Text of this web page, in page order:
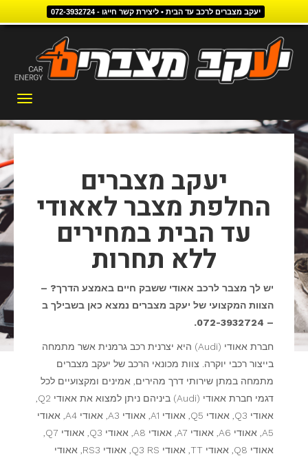
יעקב מצברים לרכב עד הבית • ליצירת קשר חייגו - 072-3932724
יעקב מצברים
החלפת מצבר לאאודי
עד הבית במחירים
ללא תחרות
יש לך מצבר לרכב אאודי ששבק חיים באמצע הדרך? –
הצוות המקצועי של יעקב מצברים נמצא כאן בשבילך ב
– 072-3932724.
חברת אאודי (Audi) היא יצרנית רכב גרמנית אשר מתמחה
בייצור רכבי יוקרה. צוות מכונאי הרכב של יעקב מצברים
מתמחה במתן שירותי דרך מהירים, אמינים ומקצועיים לכל
אאודי Q3, אאודי Q5, אאודי A1, אאודי A3, אאודי A4, אאודי
אאודי Q8, אאודי TT, אאודי Q3 RS, אאודי RS3, אאודי